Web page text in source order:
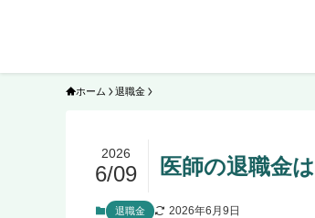
ホーム 退職金
医師の退職金
2026
6/09
退職金 2026年6月9日